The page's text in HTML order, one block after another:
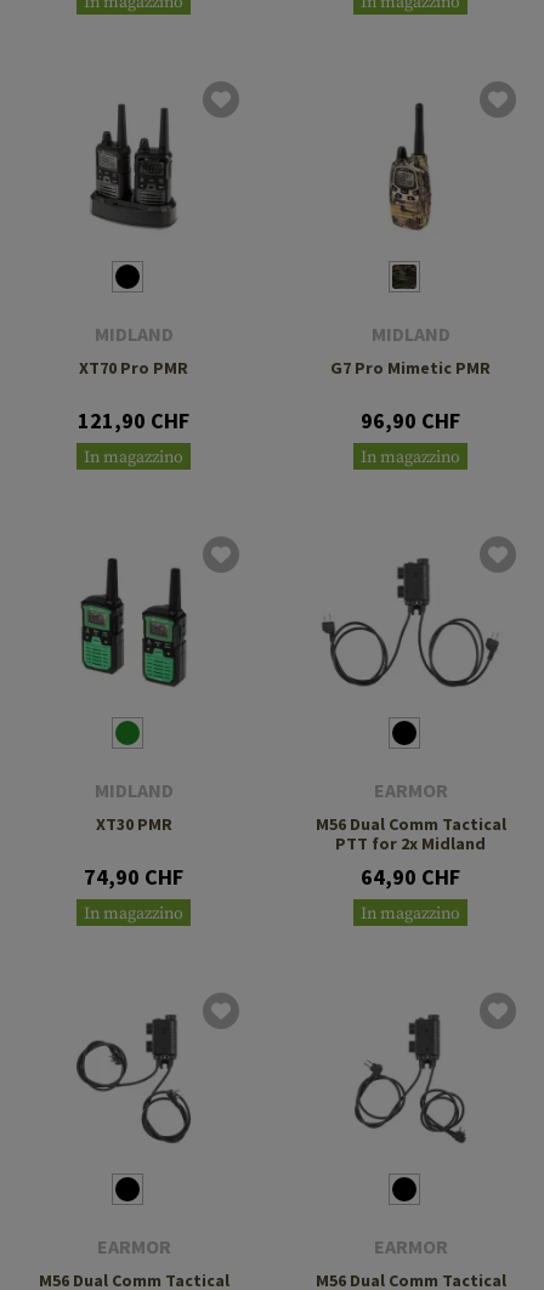
MIDLAND
XT70 Pro PMR
121,90 CHF
In magazzino
MIDLAND
G7 Pro Mimetic PMR
96,90 CHF
In magazzino
MIDLAND
XT30 PMR
74,90 CHF
In magazzino
EARMOR
M56 Dual Comm Tactical
PTT for 2x Midland
64,90 CHF
In magazzino
EARMOR
M56 Dual Comm Tactical
EARMOR
M56 Dual Comm Tactical